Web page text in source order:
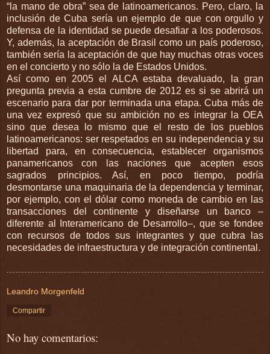
“la mano de obra” sea de latinoamericanos. Pero, claro, la
inclusión de Cuba sería un ejemplo de que con orgullo y
defensa de la identidad se puede desafiar a los poderosos.
Y, además, la aceptación de Brasil como un país poderoso,
también sería la aceptación de que hay muchas otras voces
en el concierto y no sólo la de Estados Unidos.
Así como en 2005 el ALCA estaba devaluado, la gran
pregunta previa a esta cumbre de 2012 es si se abrirá un
escenario para dar por terminada una etapa. Cuba más de
una vez expresó que su ambición no es integrar la OEA
sino que desea lo mismo que el resto de los pueblos
latinoamericanos: ser respetados en su independencia y su
libertad para, en consecuencia, establecer organismos
panamericanos con las naciones que acepten esos
sagrados principios. Así, en poco tiempo, podría
desmontarse una maquinaria de la dependencia y terminar,
por ejemplo, con el dólar como moneda de cambio en las
transacciones del continente y diseñarse un banco –
diferente al Interamericano de Desarrollo–, que se fondee
con recursos de todos sus integrantes y que cubra las
necesidades de infraestructura y de integración continental.
Leandro Morgenfeld
Compartir
No hay comentarios: